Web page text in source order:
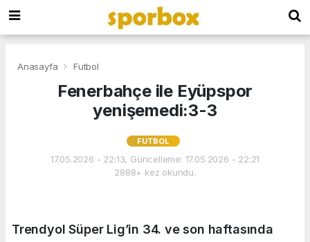
Anasayfa Futbol
Fenerbahçe ile Eyüpspor
yenişemedi:3-3
FUTBOL
17.05.2026 - 22:13, Güncelleme: 17.05.2026 - 22:21
2888+ kez okundu.
Trendyol Süper Lig’in 34. ve son haftasında